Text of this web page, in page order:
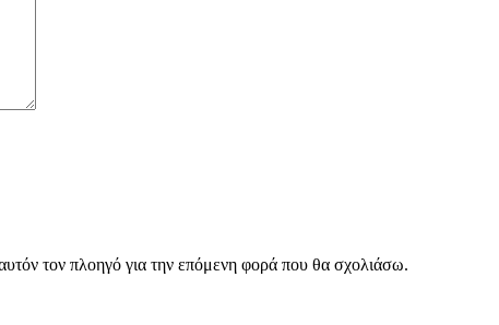
τον πλοηγό για την επόμενη φορά που θα σχολιάσω.